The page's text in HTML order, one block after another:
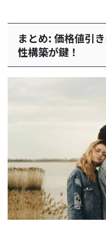
まとめ: 価格値引
性構築が鍵！